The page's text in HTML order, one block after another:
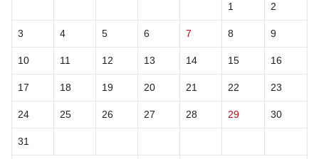
1 2
3 4 5 6 7 8 9
10 11 12 13 14 15 16
17 18 19 20 21 22 23
24 25 26 27 28 29 30
31